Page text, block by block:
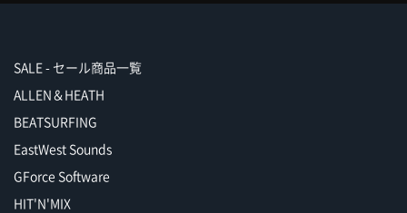
SALE - セール商品一覧
ALLEN＆HEATH
BEATSURFING
EastWest Sounds
GForce Software
HIT'N'MIX